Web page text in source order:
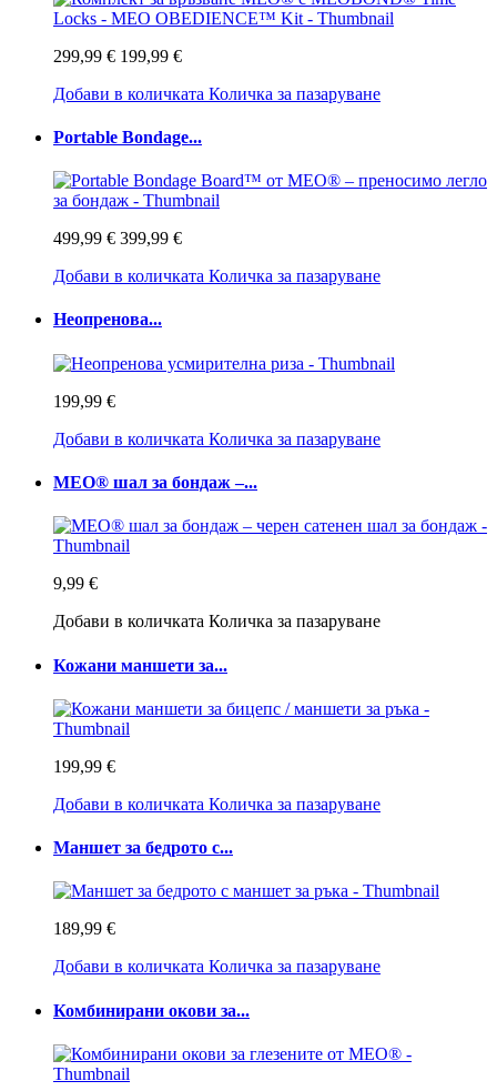
299,99 € 199,99 €
Добави в количката Количка за пазаруване
Portable Bondage...
499,99 € 399,99 €
Добави в количката Количка за пазаруване
Неопренова...
199,99 €
Добави в количката Количка за пазаруване
MEO® шал за бондаж –...
9,99 €
Добави в количката Количка за пазаруване
Кожани маншети за...
199,99 €
Добави в количката Количка за пазаруване
Маншет за бедрото с...
189,99 €
Добави в количката Количка за пазаруване
Комбинирани окови за...